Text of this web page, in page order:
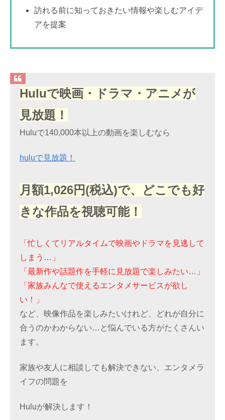
訪れる前に知っておきたい情報や楽しむアイデ
アを提案
Huluで映画・ドラマ・アニメが
見放題！
Huluで140,000本以上の動画を楽しむなら
huluで見放題！
月額1,026円(税込)で、どこでも好
きな作品を視聴可能！
「忙しくてリアルタイムで映画やドラマを見逃して
しまう…」
「最新作や話題作を手軽に見放題で楽しみたい…」
「家族みんなで使えるエンタメサービスが欲し
い！」
など、映像作品を楽しみたいけれど、どれが自分に
合うのかわからない…と悩んでいる方がたくさんい
ます。
家族や友人に相談しても解決できない、エンタメラ
イフの問題を
Huluが解決します！